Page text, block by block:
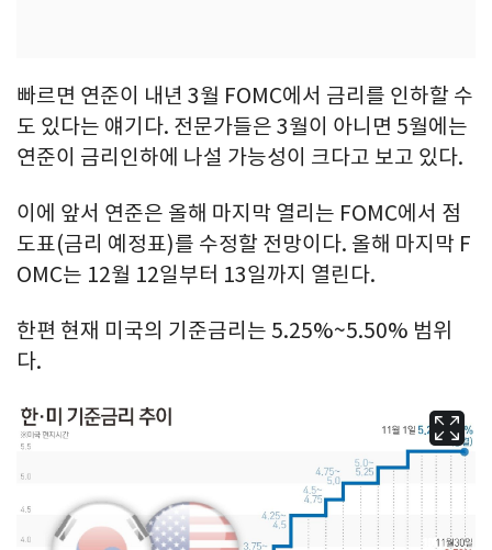
빠르면 연준이 내년 3월 FOMC에서 금리를 인하할 수
도 있다는 얘기다. 전문가들은 3월이 아니면 5월에는
연준이 금리인하에 나설 가능성이 크다고 보고 있다.
이에 앞서 연준은 올해 마지막 열리는 FOMC에서 점
도표(금리 예정표)를 수정할 전망이다. 올해 마지막 F
OMC는 12월 12일부터 13일까지 열린다.
한편 현재 미국의 기준금리는 5.25%~5.50% 범위
다.